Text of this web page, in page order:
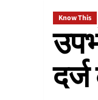
Know This